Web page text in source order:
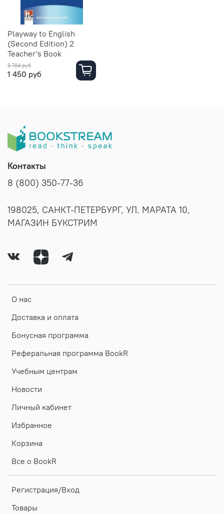
Playway to English
(Second Edition) 2
Teacher's Book
5 784 руб
1 450 руб
О нас
Доставка и оплата
Бонусная программа
Реферальная программа BookR
Учебным центрам
Новости
Личный кабинет
Избранное
Корзина
Все о BookR
Регистрация/Вход
Товары
Контакты
8 (800) 350-77-36
198025, САНКТ-ПЕТЕРБУРГ, УЛ. МАРАТА 10,
МАГАЗИН БУКСТРИМ